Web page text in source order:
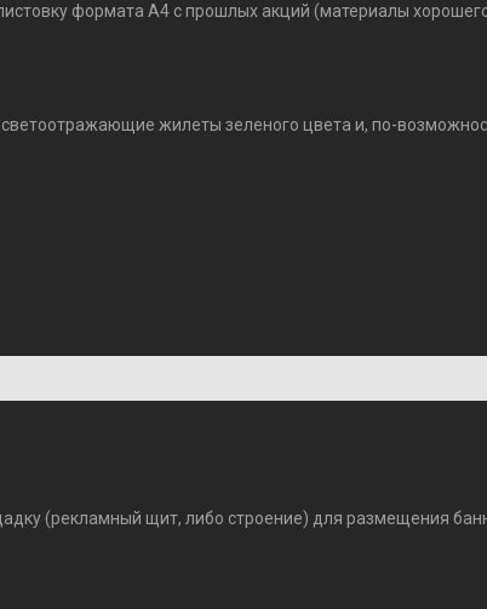
формата А4 с прошлых акций (материалы
жилеты зеленого цвета и, по-
(рекламный щит, либо строение) для размещения